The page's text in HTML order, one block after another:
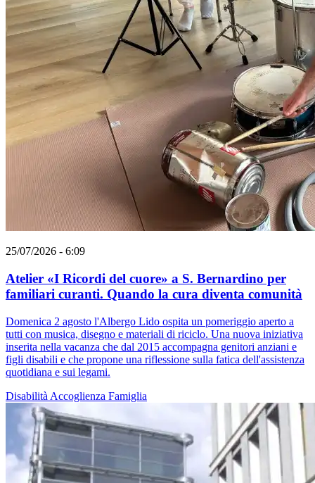
25/07/2026 - 6:09
Atelier «I Ricordi del cuore» a S. Bernardino per
familiari curanti. Quando la cura diventa comunità
Domenica 2 agosto l'Albergo Lido ospita un pomeriggio aperto a
tutti con musica, disegno e materiali di riciclo. Una nuova iniziativa
inserita nella vacanza che dal 2015 accompagna genitori anziani e
figli disabili e che propone una riflessione sulla fatica dell'assistenza
quotidiana e sui legami.
Disabilità Accoglienza Famiglia